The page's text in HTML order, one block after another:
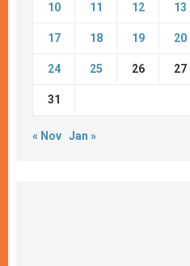
10 11 12 13
17 18 19 20
24 25 26 27
31
« Nov Jan »